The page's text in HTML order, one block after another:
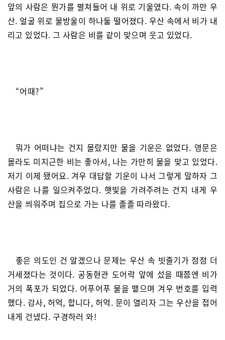
앞의 사람은 뭔가를 펼쳐들어 내 위로 기울였다. 속이 까만 우
산. 얼굴 위로 물방울이 하나둘 떨어졌다. 우산 속에서 비가 내
리고 있었다. 그 사람은 비를 같이 맞으며 웃고 있었다.
“어때?”
뭐가 어떠냐는 건지 몰랐지만 물을 기운은 없었다. 영문은
몰라도 미지근한 비는 좋아서, 나는 가만히 물을 맞고 있었다.
저기 이제 됐어요. 겨우 대답할 기운이 나서 그렇게 말하자 그
사람은 나를 일으켜주었다. 햇빛을 가려주려는 건지 내게 우
산을 씌워주며 집으로 가는 나를 졸졸 따라왔다.
좋은 의도인 건 알겠으나 문제는 우산 속 빗줄기가 점점 더
거세졌다는 것이다. 공동현관 도어락 앞에 섰을 때쯤엔 비가
거의 폭포가 되었다. 어푸어푸 물을 뱉으며 겨우 번호를 입력
했다. 감사, 허억, 합니다, 허억. 문이 열리자 그는 우산을 접어
내게 건넸다. 구경하러 와!